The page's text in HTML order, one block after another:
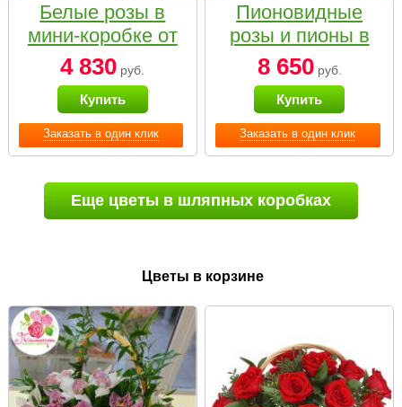
Заказать в один клик
Белые розы в
мини-коробке от
Bella Fiori
4 830 руб.
Купить
Заказать в один клик
Пионовидные
розы и пионы в
белой коробке
Small
8 650руб.
Купить
Еще цветы в шляпных коробках
Цветы в корзине